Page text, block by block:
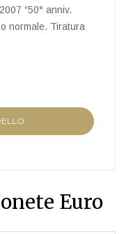
“50° anniv.
normale. Tiratura
Euro